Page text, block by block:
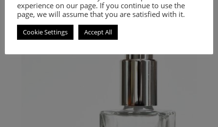
9.00€ – 20.00€
Select options
Woody Spicy fragrance for men.
experience on our page. If you continue to use the
page, we will assume that you are satisfied with it.
Cookie Settings Accept All